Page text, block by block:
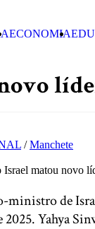
ECONOMIA
/ Manchete
de
Yahya